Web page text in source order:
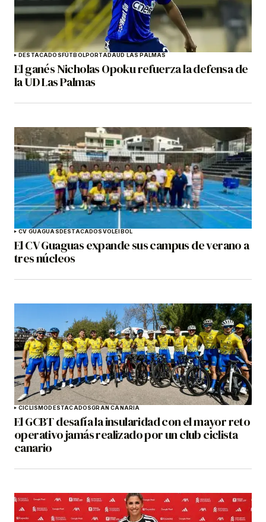
DESTACADOSFÚTBOLPORTADAUD LAS PALMAS
El ganés Nicholas Opoku refuerza la defensa de
la UD Las Palmas
CV GUAGUASDESTACADOSVOLEIBOL
El CV Guaguas expande sus campus de verano a
tres núcleos
CICLISMODESTACADOSGRAN CANARIA
El GCBT desafía la insularidad con el mayor reto
operativo jamás realizado por un club ciclista
canario